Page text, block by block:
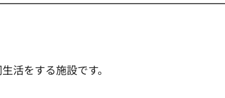
活をする施設です。